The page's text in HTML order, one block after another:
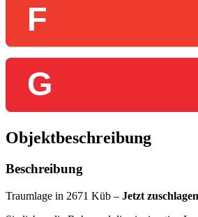
F
G
Objekt­beschreibung
Beschreibung
Traumlage in 2671 Küb – Jetzt